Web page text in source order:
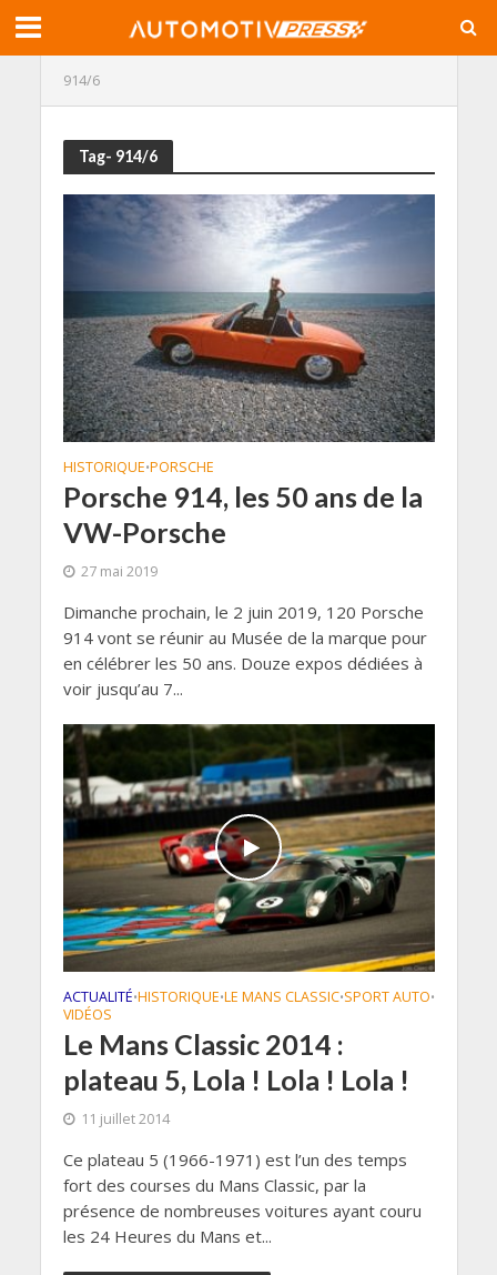
914/6
Tag- 914/6
HISTORIQUE•PORSCHE
Porsche 914, les 50 ans de la
VW-Porsche
27 mai 2019
Dimanche prochain, le 2 juin 2019, 120 Porsche
914 vont se réunir au Musée de la marque pour
en célébrer les 50 ans. Douze expos dédiées à
voir jusqu’au 7...
ACTUALITÉ•HISTORIQUE•LE MANS CLASSIC•SPORT AUTO•
VIDÉOS
Le Mans Classic 2014 :
plateau 5, Lola ! Lola ! Lola !
11 juillet 2014
Ce plateau 5 (1966-1971) est l’un des temps
fort des courses du Mans Classic, par la
présence de nombreuses voitures ayant couru
les 24 Heures du Mans et...